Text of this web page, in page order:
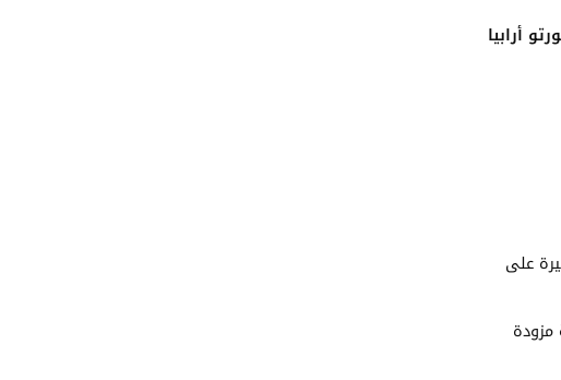
أرابيا
على
مزودة